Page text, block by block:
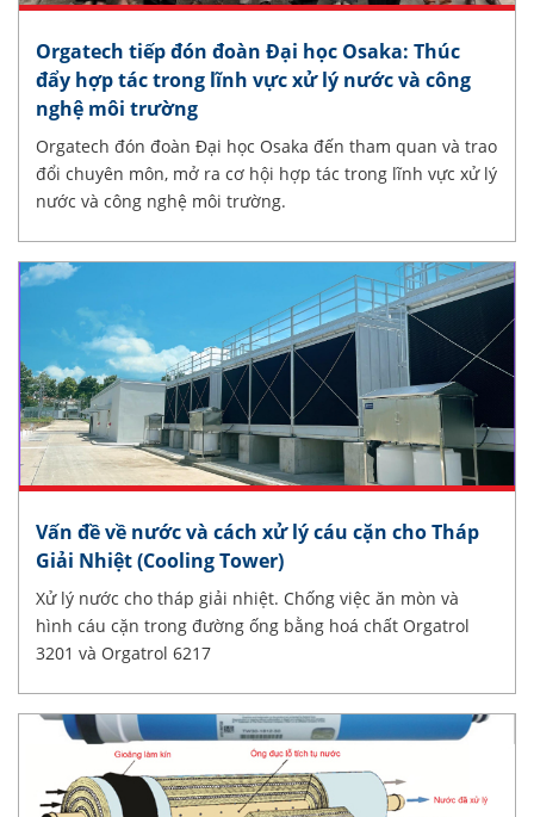
Orgatech tiếp đón đoàn Đại học Osaka: Thúc
đẩy hợp tác trong lĩnh vực xử lý nước và công
nghệ môi trường
Orgatech đón đoàn Đại học Osaka đến tham quan và trao
đổi chuyên môn, mở ra cơ hội hợp tác trong lĩnh vực xử lý
nước và công nghệ môi trường.
Vấn đề về nước và cách xử lý cáu cặn cho Tháp
Giải Nhiệt (Cooling Tower)
Xử lý nước cho tháp giải nhiệt. Chống việc ăn mòn và
hình cáu cặn trong đường ống bằng hoá chất Orgatrol
3201 và Orgatrol 6217